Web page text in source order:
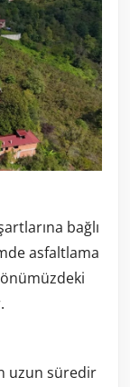
bağlı
asfaltlama
uzun süredir